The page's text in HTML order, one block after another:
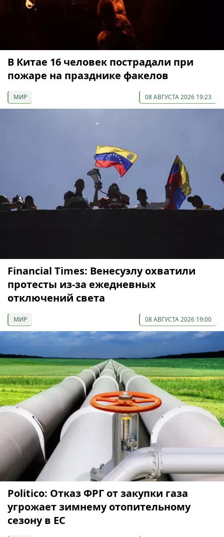
В Китае 16 человек пострадали при
пожаре на празднике факелов
МИР 08 АВГУСТА 2026 19:23
Financial Times: Венесуэлу охватили
протесты из-за ежедневных
отключений света
МИР 08 АВГУСТА 2026 19:00
Politico: Отказ ФРГ от закупки газа
угрожает зимнему отопительному
сезону в ЕС